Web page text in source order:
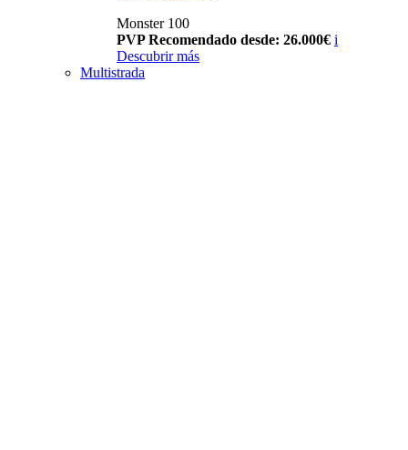
Monster 100
PVP Recomendado desde: 26.000€ i
Descubrir más
Multistrada